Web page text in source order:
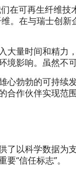
在可再生纤维
。在与瑞士创
量时间和精
影响。虽然不
勃勃的可持
作伙伴实现范
以科学数据
“信任标志”。